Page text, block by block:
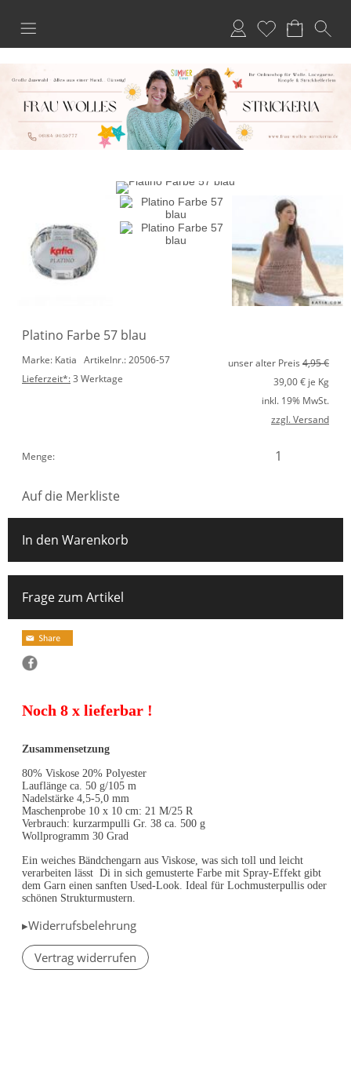
Anmelden
Merkliste
Platino Farbe 57 blau
Marke: Katia Artikelnr.: 20506-57
Lieferzeit*:3 Werktage
unser alter Preis 4,95 €
39,00€ je Kg
inkl. 19% MwSt.
zzgl. Versand
Menge:
Auf die Merkliste
In den Warenkorb
Frage zum Artikel
Noch 8 x lieferbar !
Zusammensetzung
80% Viskose 20% Polyester
Lauflänge ca. 50 g/105 m
Nadelstärke 4,5-5,0 mm
Maschenprobe 10 x 10 cm: 21 M/25 R
Verbrauch: kurzarmpulli Gr. 38 ca. 500 g
Wollprogramm 30 Grad
Ein weiches Bändchengarn aus Viskose, was sich toll und leicht
verarbeiten lässt Di in sich gemusterte Farbe mit Spray-Effekt gibt
dem Garn einen sanften Used-Look. Ideal für Lochmusterpullis oder
schönen Strukturmustern.
▸Widerrufsbelehrung
Vertrag widerrufen